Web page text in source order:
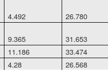
4.492
26.780
9.365
31.653
11.186
33.474
4.28
26.568